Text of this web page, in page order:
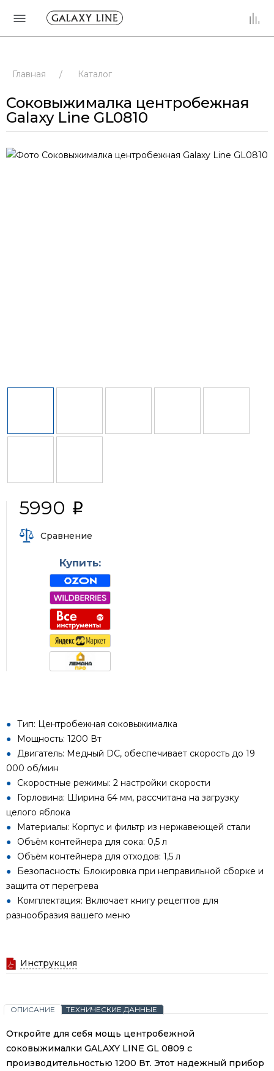
Главная / Каталог
Соковыжималка центробежная
Galaxy Line GL0810
5990 i
Сравнение
Купить:
Тип: Центробежная соковыжималка
Мощность: 1200 Вт
Двигатель: Медный DC, обеспечивает скорость до 19
000 об/мин
Скоростные режимы: 2 настройки скорости
Горловина: Ширина 64 мм, рассчитана на загрузку
целого яблока
Материалы: Корпус и фильтр из нержавеющей стали
Объём контейнера для сока: 0,5 л
Объём контейнера для отходов: 1,5 л
Безопасность: Блокировка при неправильной сборке и
защита от перегрева
Комплектация: Включает книгу рецептов для
разнообразия вашего меню
Инструкция
ОПИСАНИЕ ТЕХНИЧЕСКИЕ ДАННЫЕ
Откройте для себя мощь центробежной
соковыжималки GALAXY LINE GL 0809 с
производительностью 1200 Вт. Этот надежный прибор